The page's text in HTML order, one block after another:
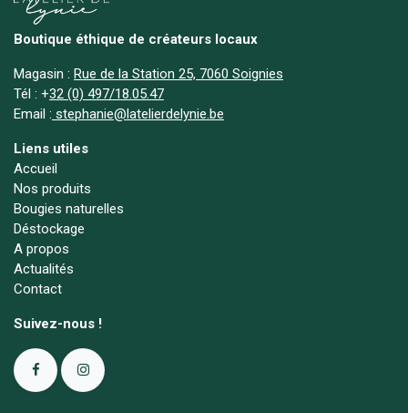
Boutique éthique de créateurs locaux
Magasin : Rue de la Station 25, 7060 Soignies
Tél : +32 (0) 497/18.05.47
Email : stephanie@latelierdelynie.be
Liens utiles
Accueil
Nos produits
Bougies naturelles
Déstockage
A propos
Actualités
Contact
Suivez-nous !